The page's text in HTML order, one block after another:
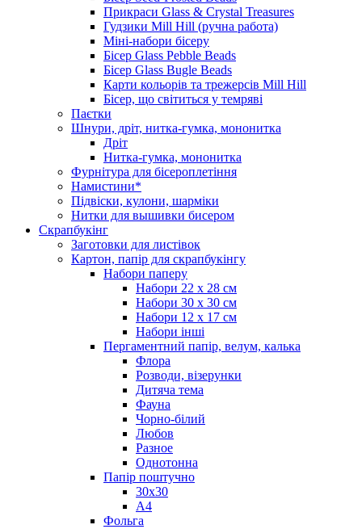
Прикраси Glass & Crystal Treasures
Гудзики Mill Hill (ручна работа)
Міні-набори бісеру
Бісер Glass Pebble Beads
Бісер Glass Bugle Beads
Карти кольорів та трежерсів Mill Hill
Бісер, що світиться у темряві
Паєтки
Шнури, дріт, нитка-гумка, мононитка
Дріт
Нитка-гумка, мононитка
Фурнітура для бісероплетіння
Намистини*
Підвіски, кулони, шарміки
Нитки для вышивки бисером
Скрапбукінг
Заготовки для листівок
Картон, папір для скрапбукінгу
Набори паперу
Набори 22 х 28 см
Набори 30 х 30 см
Набори 12 х 17 см
Набори інші
Пергаментний папір, велум, калька
Флора
Розводи, візерунки
Дитяча тема
Фауна
Чорно-білий
Любов
Разное
Однотонна
Папір поштучно
30х30
А4
Фольга